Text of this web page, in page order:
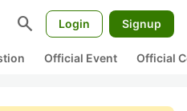
search Login Signup
Official Event Official